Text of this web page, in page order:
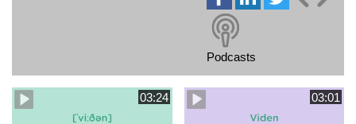
Podcasts
03:24 03:01